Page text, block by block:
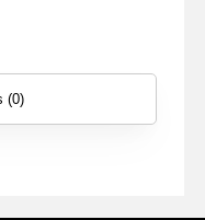
(0)